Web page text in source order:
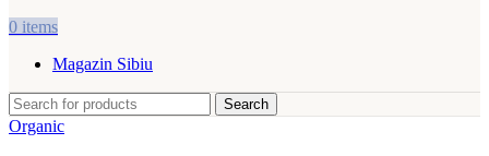
0 items
Magazin Sibiu
Search
Organic